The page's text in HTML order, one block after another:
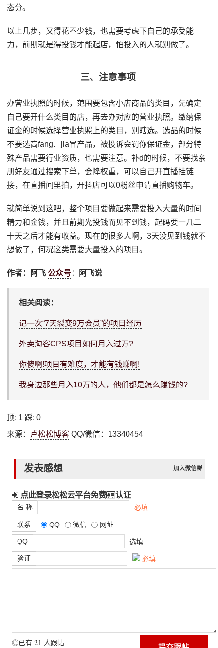
态分。
以上几步，又得花不少钱，也需要考虑下自己的承受能
力，前期就是得投钱才能起店，怕投入的人就别做了。
三、注意事项
办营业执照的时候，范围要包含小店商品的类目，先确定
自己要开什么类目的店，再去办对应的营业执照。缴纳保
证金的时候选择营业执照上的类目，别瞎选。选品的时候
不要选高fang、jia冒产品，被投诉会罚你保证金，部分特
殊产品需要行业资质，也需要注意。补d的时候，不要找亲
朋好友通过搜索下单，会降权重，可以自己开直播挂链
接，在直播间里拍，开抖店可以0粉丝申请直播购物车。
就简单说到这吧，整个项目要做起来需要投入大量的时间
精力和金钱，并且前期光投钱而见不到钱，起码要十几二
十天之后才能有收益。现在的很多人啊，3天没见到钱就不
想做了，何况这类需要大量投入的项目。
作者：阿飞公众号：阿飞说
相关阅读：
记一次“7天裂变9万会员”的项目经历
外卖淘客CPS项目如何月入过万?
你傻啊!项目有难度，才能有钱赚啊!
我身边那些月入10万的人，他们都是怎么赚钱的?
顶: 1 踩:0
来源： 卢松松博客 QQ/微信：13340454
发表感想 加入微信群
点此登录松松云平台免费 认证
名 称 必填
联系 QQ 微信 网址
QQ 选填
验证 必填
◎已有 21 人跟帖